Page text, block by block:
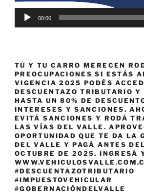
00:00
TÚ Y TU CARRO MERECEN
PREOCUPACIONES SI ESTÁS
VIGENCIA 2025 PODÉS
DESCUENTAZO TRIBUTARIO Y
HASTA UN 80% DE
INTERESES Y SANCIONES.
EVITÁ SANCIONES Y RODÁ
LAS VÍAS DEL VALLE.
OPORTUNIDAD QUE TE DA LA
DEL VALLE Y PAGÁ ANTES
OCTUBRE DE 2025. INGRESÁ
#DESCUENTAZOTRIBUTARIO
#IMPUESTOVEHICULAR
#GOBERNACIÓNDELVALLE